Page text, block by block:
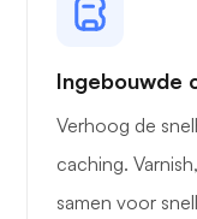
Ingebouwde
Verhoog de
caching.
samen voor